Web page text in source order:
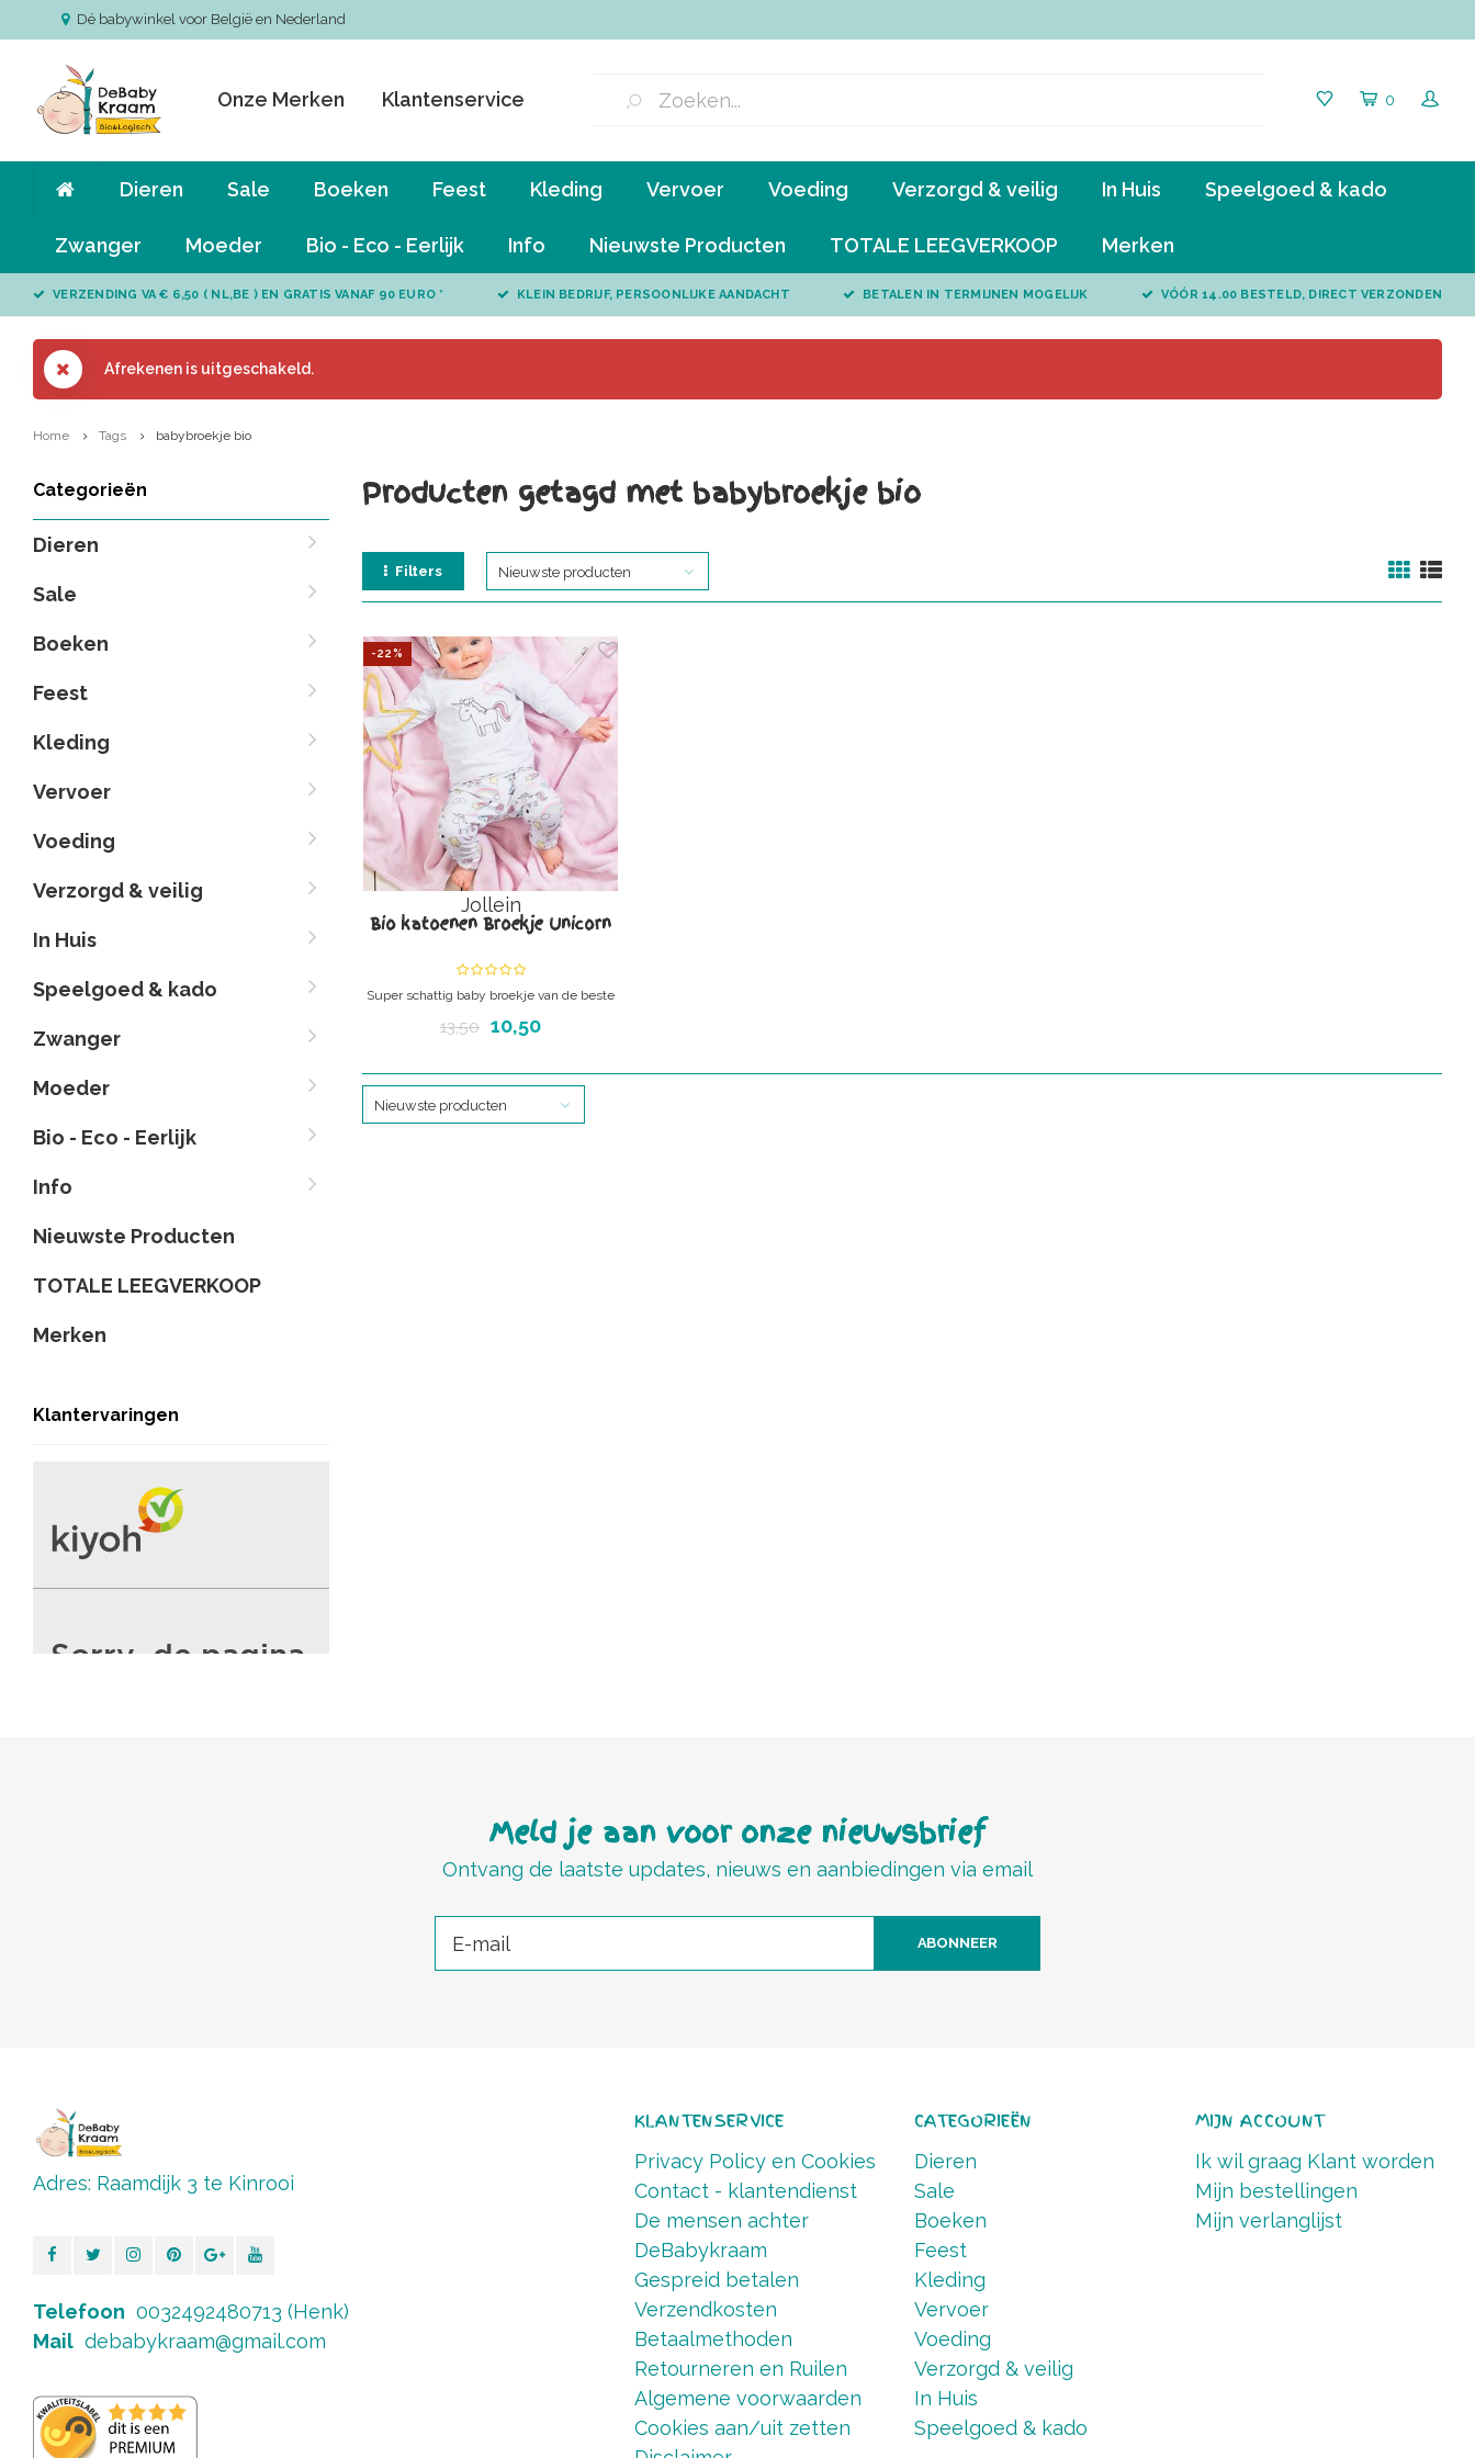
Dé babywinkel voor België en Nederland
Onze Merken Klantenservice 0
Dieren Sale Boeken Feest Kleding Vervoer Voeding Verzorgd & veilig In Huis Speelgoed & kado
Zwanger Moeder Bio - Eco - Eerlijk Info Nieuwste Producten TOTALE LEEGVERKOOP Merken
VERZENDING VA € 6,50 ( NL,BE ) EN GRATIS VANAF 90 EURO * KLEIN BEDRIJF, PERSOONLIJKE AANDACHT BETALEN IN TERMIJNEN MOGELIJK VÓÓR 14.00 BESTELD, DIRECT VERZONDEN
Afrekenen is uitgeschakeld.
Home Tags babybroekje bio
Categorieën
Dieren
Sale
Boeken
Feest
Kleding
Vervoer
Voeding
Verzorgd & veilig
In Huis
Speelgoed & kado
Zwanger
Moeder
Bio - Eco - Eerlijk
Info
Nieuwste Producten
TOTALE LEEGVERKOOP
Merken
Klantervaringen
Producten getagd met babybroekje bio
Filters Nieuwste producten
-22%
Jollein
Bio katoenen Broekje Unicorn
Super schattig baby broekje van de beste
kwaliteit. Biologisch katoen!
Leverbaar in diverse maten.
13,50 10,50
Nieuwste producten
Meld je aan voor onze nieuwsbrief
Ontvang de laatste updates, nieuws en aanbiedingen via email
ABONNEER
Adres: Raamdijk 3 te Kinrooi
Telefoon 0032492480713 (Henk)
Mail debabykraam@gmail.com
KLANTENSERVICE
Privacy Policy en Cookies
Contact - klantendienst
De mensen achter
DeBabykraam
Gespreid betalen
Verzendkosten
Betaalmethoden
Retourneren en Ruilen
Algemene voorwaarden
Cookies aan/uit zetten
CATEGORIEËN
Dieren
Sale
Boeken
Feest
Kleding
Vervoer
Voeding
Verzorgd & veilig
In Huis
Speelgoed & kado
MIJN ACCOUNT
Ik wil graag Klant worden
Mijn bestellingen
Mijn verlanglijst